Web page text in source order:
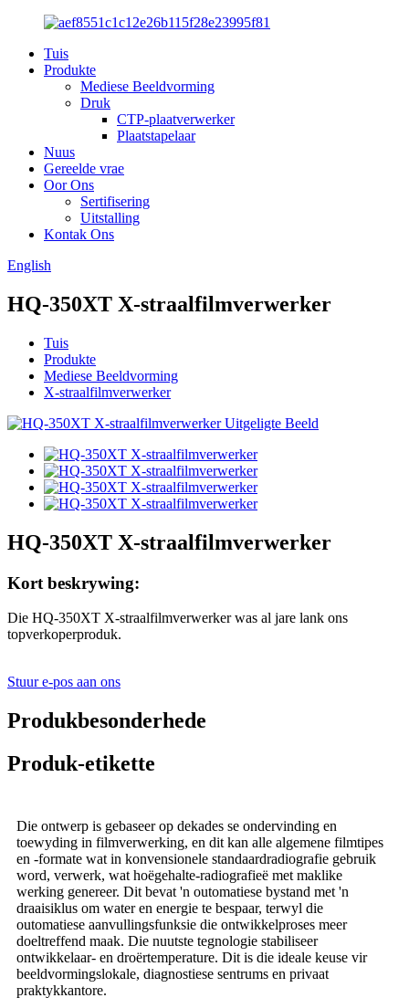
Tuis
Produkte
Mediese Beeldvorming
Druk
CTP-plaatverwerker
Plaatstapelaar
Nuus
Gereelde vrae
Oor Ons
Sertifisering
Uitstalling
Kontak Ons
English
HQ-350XT X-straalfilmverwerker
Tuis
Produkte
Mediese Beeldvorming
X-straalfilmverwerker
HQ-350XT X-straalfilmverwerker
Kort beskrywing:
Die HQ-350XT X-straalfilmverwerker was al jare lank ons ​​
topverkoperproduk.
Stuur e-pos aan ons
Produkbesonderhede
Produk-etikette
Die ontwerp is gebaseer op dekades se ondervinding en
toewyding in filmverwerking, en dit kan alle algemene filmtipes
en -formate wat in konvensionele standaardradiografie gebruik
word, verwerk, wat hoëgehalte-radiografieë met maklike
werking genereer. Dit bevat 'n outomatiese bystand met 'n
draaisiklus om water en energie te bespaar, terwyl die
outomatiese aanvullingsfunksie die ontwikkelproses meer
doeltreffend maak. Die nuutste tegnologie stabiliseer
ontwikkelaar- en droërtemperature. Dit is die ideale keuse vir
beeldvormingslokale, diagnostiese sentrums en privaat
praktykkantore.